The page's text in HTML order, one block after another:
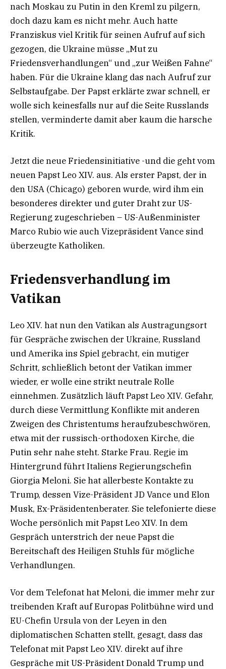
nach Moskau zu Putin in den Kreml zu pilgern,
doch dazu kam es nicht mehr. Auch hatte
Franziskus viel Kritik für seinen Aufruf auf sich
gezogen, die Ukraine müsse „Mut zu
Friedensverhandlungen“ und „zur Weißen Fahne“
haben. Für die Ukraine klang das nach Aufruf zur
Selbstaufgabe. Der Papst erklärte zwar schnell, er
wolle sich keinesfalls nur auf die Seite Russlands
stellen, verminderte damit aber kaum die harsche
Kritik.
Jetzt die neue Friedensinitiative -und die geht vom
neuen Papst Leo XIV. aus. Als erster Papst, der in
den USA (Chicago) geboren wurde, wird ihm ein
besonderes direkter und guter Draht zur US-
Regierung zugeschrieben – US-Außenminister
Marco Rubio wie auch Vizepräsident Vance sind
überzeugte Katholiken.
Friedensverhandlung im
Vatikan
Leo XIV. hat nun den Vatikan als Austragungsort
für Gespräche zwischen der Ukraine, Russland
und Amerika ins Spiel gebracht, ein mutiger
Schritt, schließlich betont der Vatikan immer
wieder, er wolle eine strikt neutrale Rolle
einnehmen. Zusätzlich läuft Papst Leo XIV. Gefahr,
durch diese Vermittlung Konflikte mit anderen
Zweigen des Christentums heraufzubeschwören,
etwa mit der russisch-orthodoxen Kirche, die
Putin sehr nahe steht. Starke Frau. Regie im
Hintergrund führt Italiens Regierungschefin
Giorgia Meloni. Sie hat allerbeste Kontakte zu
Trump, dessen Vize-Präsident JD Vance und Elon
Musk, Ex-Präsidentenberater. Sie telefonierte diese
Woche persönlich mit Papst Leo XIV. In dem
Gespräch unterstrich der neue Papst die
Bereitschaft des Heiligen Stuhls für mögliche
Verhandlungen.
Vor dem Telefonat hat Meloni, die immer mehr zur
treibenden Kraft auf Europas Politbühne wird und
EU-Chefin Ursula von der Leyen in den
diplomatischen Schatten stellt, gesagt, dass das
Telefonat mit Papst Leo XIV. direkt auf ihre
Gespräche mit US-Präsident Donald Trump und